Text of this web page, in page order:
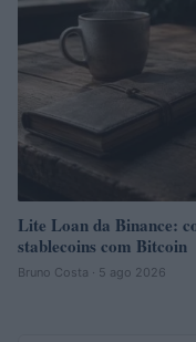
Lite Loan da Binance:
stablecoins com Bitcoin
Bruno Costa · 5 ago 2026